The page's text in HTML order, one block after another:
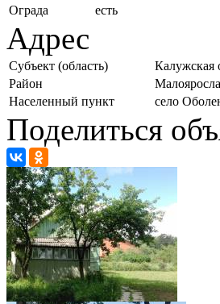
Ограда
есть
Адрес
Субъект (область)
Калужская
Район
Населенный пункт
село
Поделиться